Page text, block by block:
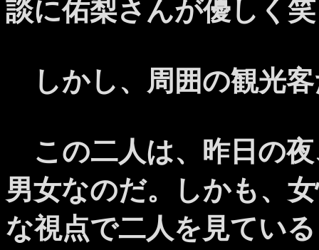
談に佑梨さんが優しく
しかし、周囲の観光
この二人は、昨日の
男女なのだ。しかも、
な視点で二人を見てい